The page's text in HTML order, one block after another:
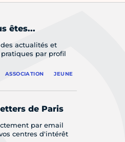
êtes...
actualités et
par profil
ASSOCIATION JEUNE
de Paris
par email
centres d'intérêt